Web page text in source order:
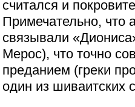
считался и
Примечательно, что
связывали
Мерос), что точно
преданием (греки
один из шиваитских